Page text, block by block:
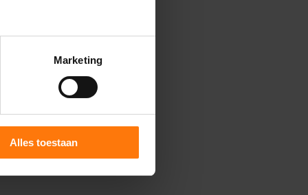
Marketing
Alles toestaan
herstel vaak sneller gaat.
is betrouwbaar en geschikt
nauwkeurige uitlijning.